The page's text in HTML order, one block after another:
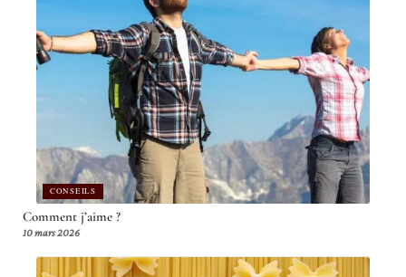
CONSEILS
Comment j’aime ?
10 mars 2026